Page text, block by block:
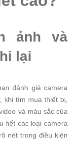
ảnh và
lại
đánh giá camera
khi tìm mua thiết bị,
và màu sắc của
hết các loại camera
nét trong điều kiện